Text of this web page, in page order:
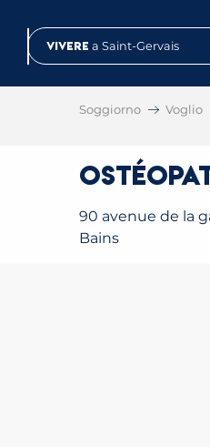
contenuVivere a Saint-Gervais
Soggiorno Voglio
90 avenue de la
Bains